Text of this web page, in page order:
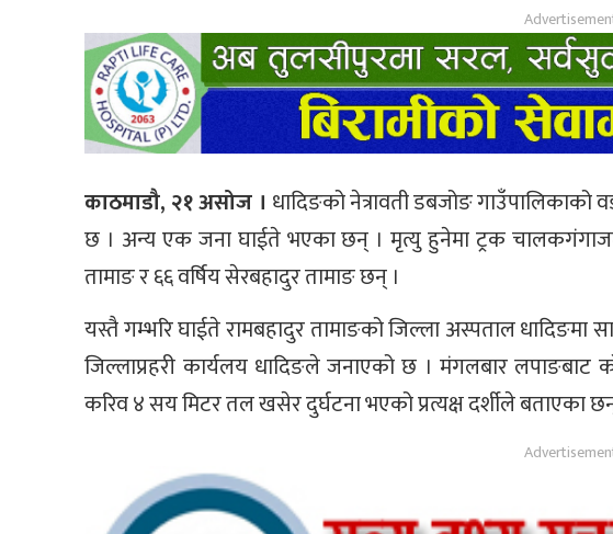
काठमाडौ, २१ असोज । धादिङको नेत्रावती डबजोङ गाउँपालिकाको
छ । अन्य एक जना घाईते भएका छन् । मृत्यु हुनेमा ट्रक
तामाङ र ६६ वर्षिय सेरबहादुर तामाङ छन् ।
यस्तै गम्भरि घाईते रामबहादुर तामाङको जिल्ला अस्पताल धादिङमा
जिल्लाप्रहरी कार्यलय धादिङले जनाएको छ । मंगलबार
करिव ४ सय मिटर तल खसेर दुर्घटना भएको प्रत्यक्ष दर्शीले बताएका